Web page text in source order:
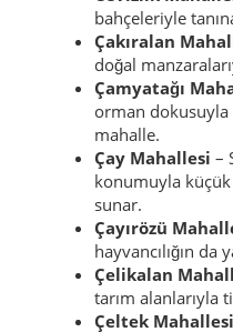
bahçeleriyle
Çakıralan
doğal
Çamyatağı
orman dokusuyla
mahalle.
Çay Mahallesi –
konumuyla küçük
sunar.
Çayırözü
hayvancılığın da
Çelikalan
tarım alanlarıyla
Çeltek Mahallesi